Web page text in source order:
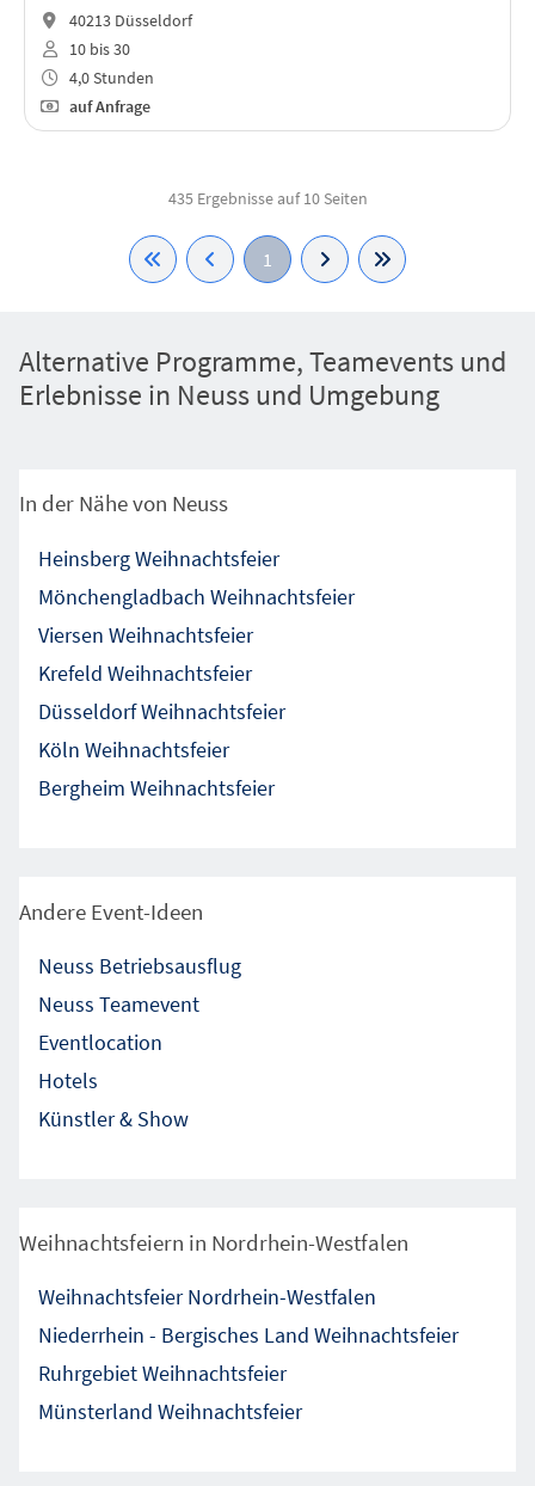
40213 Düsseldorf
10 bis 30
4,0 Stunden
auf Anfrage
435 Ergebnisse auf 10 Seiten
1
Alternative Programme, Teamevents und
Erlebnisse in Neuss und Umgebung
In der Nähe von Neuss
Heinsberg Weihnachtsfeier
Mönchengladbach Weihnachtsfeier
Viersen Weihnachtsfeier
Krefeld Weihnachtsfeier
Düsseldorf Weihnachtsfeier
Köln Weihnachtsfeier
Bergheim Weihnachtsfeier
Andere Event-Ideen
Neuss Betriebsausflug
Neuss Teamevent
Eventlocation
Hotels
Künstler & Show
Weihnachtsfeiern in Nordrhein-Westfalen
Weihnachtsfeier Nordrhein-Westfalen
Niederrhein - Bergisches Land Weihnachtsfeier
Ruhrgebiet Weihnachtsfeier
Münsterland Weihnachtsfeier